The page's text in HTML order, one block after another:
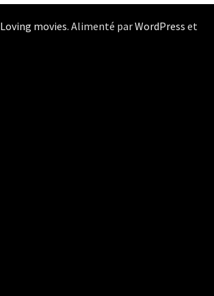
Loving movies. Alimenté parWordPress et